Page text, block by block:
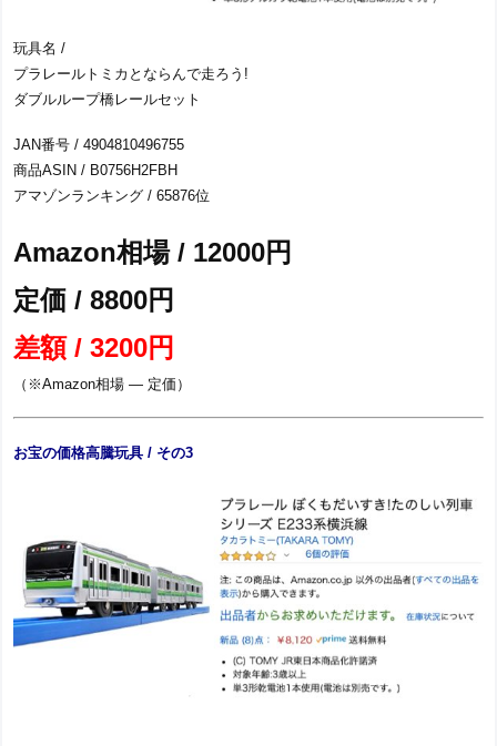
玩具名 /
プラレールトミカとならんで走ろう!
ダブルループ橋レールセット
JAN番号 / 4904810496755
商品ASIN / B0756H2FBH
アマゾンランキング / 65876位
Amazon相場 / 12000円
定価 / 8800円
差額 / 3200円
（※Amazon相場 ― 定価）
お宝の価格高騰玩具 / その3